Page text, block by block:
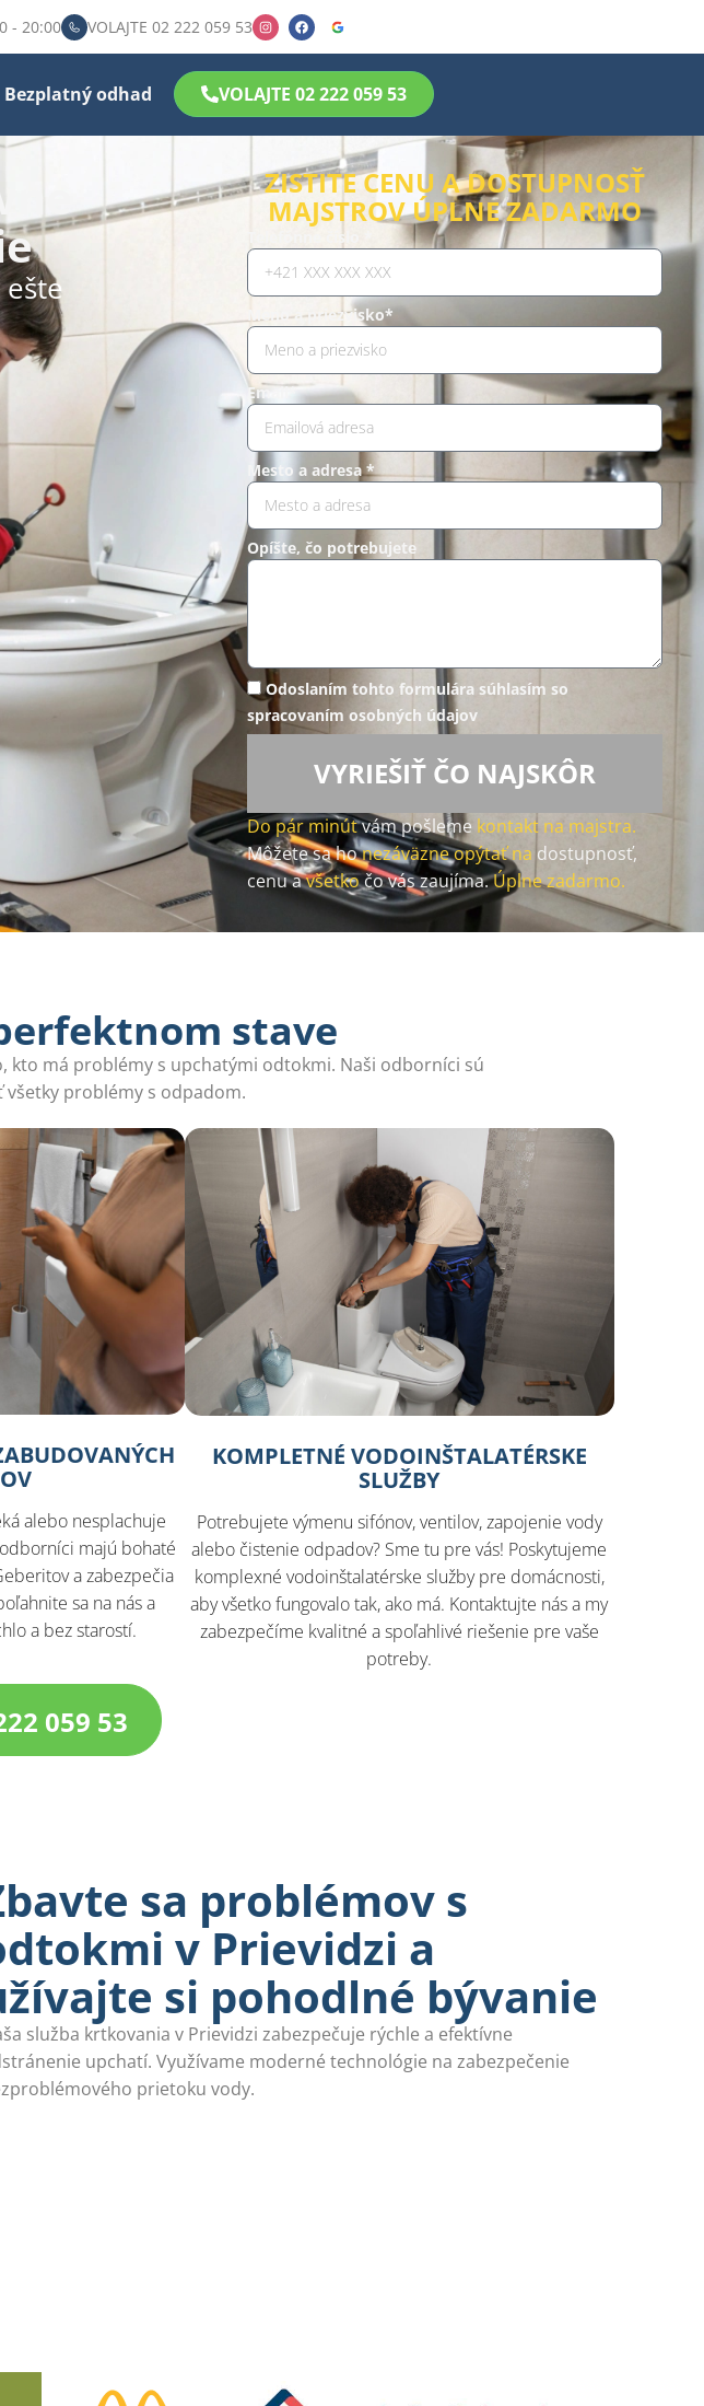
- 20:00 VOLAJTE 02 222 059 53
Bezplatný odhad VOLAJTE 02 222 059 53
ZISTITE CENU A DOSTUPNOSŤ
MAJSTROV ÚPLNE ZADARMO
Telefónne číslo *
Meno a priezvisko*
Email*
Mesto a adresa *
Opíšte, čo potrebujete
Odoslaním tohto formulára súhlasím so
spracovaním osobných údajov
VYRIEŠIŤ ČO NAJSKÔR
Do pár minútvám pošleme kontakt na majstra.
Môžete sa honezáväzne opýtať na dostupnosť,
cenu avšetkočo vás zaujíma.Úplne zadarmo.
stave
kto má problémy s upchatými odtokmi. Naši odborníci sú
problémy s odpadom.
alebo nesplachuje
majú bohaté
a zabezpečia
sa na nás a
a bez starostí.
KOMPLETNÉ VODOINŠTALATÉRSKE
SLUŽBY
Potrebujete výmenu sifónov, ventilov, zapojenie vody
alebo čistenie odpadov? Sme tu pre vás! Poskytujeme
komplexné vodoinštalatérske služby pre domácnosti,
aby všetko fungovalo tak, ako má. Kontaktujte nás a my
zabezpečíme kvalitné a spoľahlivé riešenie pre vaše
potreby.
059 53
sa problémov s
v Prievidzi a
si pohodlné bývanie
služba krtkovania v Prievidzi zabezpečuje rýchle a efektívne
upchatí. Využívame moderné technológie na zabezpečenie
prietoku vody.